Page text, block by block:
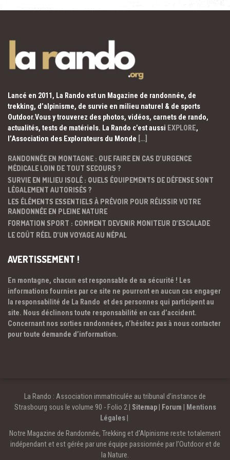
Lancé en 2011, La Rando est un Magazine de randonnée, de
trekking, d’alpinisme, de survie en milieu naturel & de sports
Outdoor.Vous y trouverez des photos, vidéos, carnets de rando,
actualités, tests de matériels. La Rando c’est aussi EXPLORE,
l’Association des Explorateurs du Monde […]
RANDONNÉE EN MONTAGNE : QUE FAIRE EN CAS D’URGENCE
MÉDICALE LOIN DE TOUT SECOURS ?
SURVIE EN MILIEU ISOLÉ : QUELS ÉQUIPEMENTS DE DÉFENSE SONT
LÉGALEMENT AUTORISÉS ?
LES ÉLÉMENTS ESSENTIELS À PRÉVOIR POUR RÉUSSIR VOTRE
RANDONNÉE EN PLEINE NATURE
FORMATION SPORT : COMMENT DEVENIR MONITEUR D’ESCALADE
LE COÛT RÉEL D’UN VOYAGE AU NÉPAL
AVERTISSEMENT !
En montagne, chacun est responsable de sa sécurité ! Les
informations fournies par ce site ne pourront en aucun cas engager
la responsabilité de La Rando et des personnes qui participent au
site. Nous déclinons toute responsabilité en cas d’accident.
Concernant nos sorties randonnées, n’hésitez pas à nous contacter
pour toute demande d’information.
La Rando : Association immatriculée au tribunal d’instance de
Strasbourg sous le volume 90 - Folio 2 | Sitemap| Forum
Mentions
Légales
Notre Magazine de Randonnée, Trekking et d'Alpinisme reste totalement
indépendant et est gérée par une équipe passionnée par l’Outdoor et de
la Nature.